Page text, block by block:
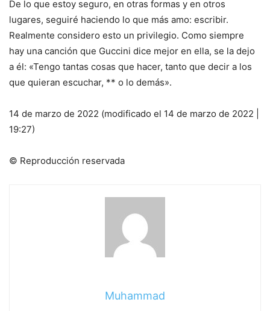
De lo que estoy seguro, en otras formas y en otros
lugares, seguiré haciendo lo que más amo: escribir.
Realmente considero esto un privilegio. Como siempre
hay una canción que Guccini dice mejor en ella, se la dejo
a él: «Tengo tantas cosas que hacer, tanto que decir a los
que quieran escuchar, ** o lo demás».
14 de marzo de 2022 (modificado el 14 de marzo de 2022 |
19:27)
© Reproducción reservada
Muhammad